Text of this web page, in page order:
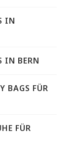
IN
IN BERN
BAGS FÜR
FÜR